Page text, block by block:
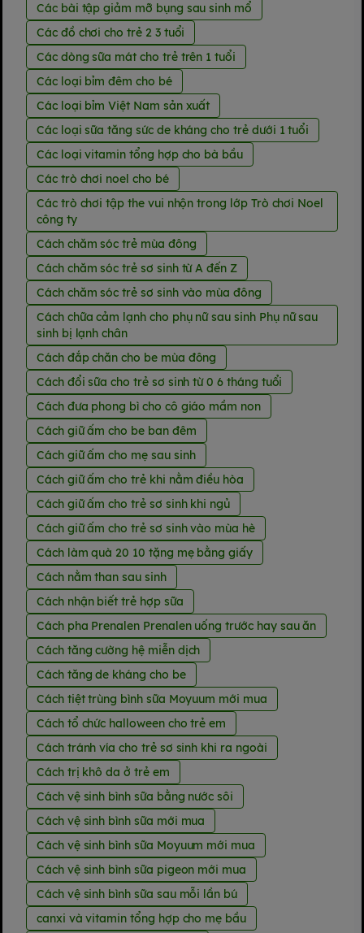
Các bài tập giảm mỡ bụng sau sinh mổ
Các đồ chơi cho trẻ 2 3 tuổi
Các dòng sữa mát cho trẻ trên 1 tuổi
Các loại bỉm đêm cho bé
Các loại bỉm Việt Nam sản xuất
Các loại sữa tăng sức de kháng cho trẻ dưới 1 tuổi
Các loại vitamin tổng hợp cho bà bầu
Các trò chơi noel cho bé
Các trò chơi tập the vui nhộn trong lớp Trò chơi Noel
công ty
Cách chăm sóc trẻ mùa đông
Cách chăm sóc trẻ sơ sinh từ A đến Z
Cách chăm sóc trẻ sơ sinh vào mùa đông
Cách chữa cảm lạnh cho phụ nữ sau sinh Phụ nữ sau
sinh bị lạnh chân
Cách đắp chăn cho be mùa đông
Cách đổi sữa cho trẻ sơ sinh từ 0 6 tháng tuổi
Cách đưa phong bì cho cô giáo mầm non
Cách giữ ấm cho be ban đêm
Cách giữ ấm cho mẹ sau sinh
Cách giữ ấm cho trẻ khi nằm điều hòa
Cách giữ ấm cho trẻ sơ sinh khi ngủ
Cách giữ ấm cho trẻ sơ sinh vào mùa hè
Cách làm quà 20 10 tặng mẹ bằng giấy
Cách nằm than sau sinh
Cách nhận biết trẻ hợp sữa
Cách pha Prenalen Prenalen uống trước hay sau ăn
Cách tăng cường hệ miễn dịch
Cách tăng de kháng cho be
Cách tiệt trùng bình sữa Moyuum mới mua
Cách tổ chức halloween cho trẻ em
Cách tránh vía cho trẻ sơ sinh khi ra ngoài
Cách trị khô da ở trẻ em
Cách vệ sinh bình sữa bằng nước sôi
Cách vệ sinh bình sữa mới mua
Cách vệ sinh bình sữa Moyuum mới mua
Cách vệ sinh bình sữa pigeon mới mua
Cách vệ sinh bình sữa sau mỗi lần bú
canxi và vitamin tổng hợp cho mẹ bầu